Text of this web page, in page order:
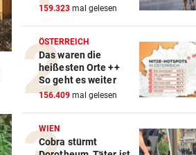
Linzer kämpfen aktuell
heiße Temperaturen
159.323 mal gelesen
ÖSTERREICH
Das waren die
heißesten Orte ++
So geht es weiter
156.409 mal gelesen
WIEN
Cobra stürmt